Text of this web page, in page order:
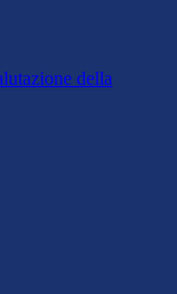
della